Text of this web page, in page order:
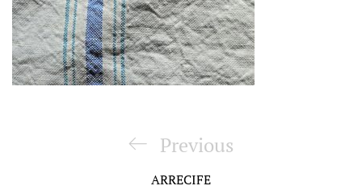
Previous
Post
Previous
ARRECIFE